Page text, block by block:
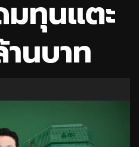
มทุนแตะ
นบาท